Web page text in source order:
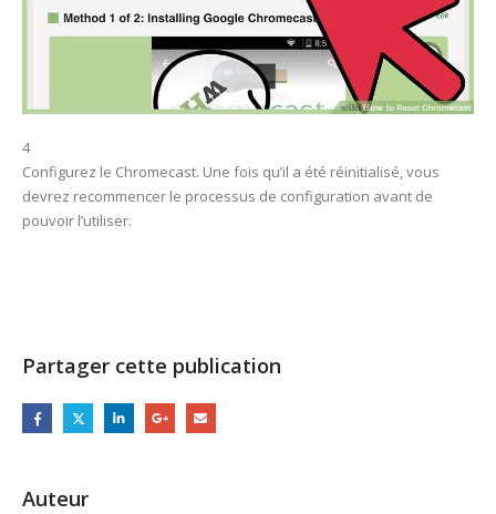
4
Configurez le Chromecast. Une fois qu’il a été réinitialisé, vous
devrez recommencer le processus de configuration avant de
pouvoir l’utiliser.
Partager cette publication
Auteur